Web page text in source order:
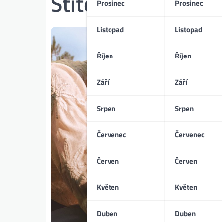
Prosinec
Listopad
Říjen
Září
Srpen
Červenec
Červen
Květen
Duben
Prosinec
Listopad
Říjen
Září
Srpen
Červenec
Červen
Květen
Duben